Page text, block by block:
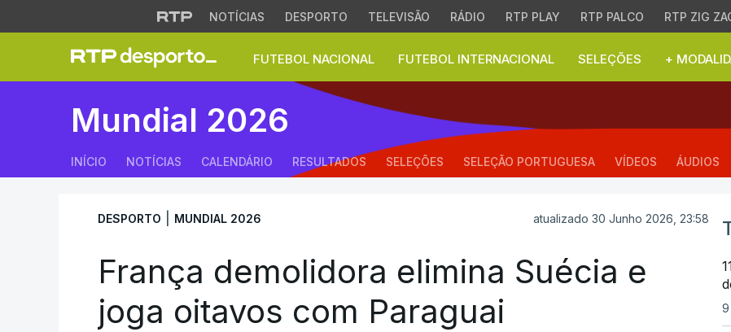
NOTÍCIAS DESPORTO TELEVISÃO RÁDIO RTP PLAY RTP PALCO RTP ZIG
FUTEBOL NACIONAL FUTEBOL INTERNACIONAL SELEÇÕES +
França demolidora elimina Suécia e joga
Mundial 2026
INÍCIO NOTÍCIAS CALENDÁRIO RESULTADOS SELEÇÕES SELEÇÃO PORTUGUESA VÍDEOS ÁUDIOS
DESPORTO MUNDIAL 2026 atualizado 30 Junho 2026, 23:58
França demolidora elimina Suécia e
joga oitavos com Paraguai
9